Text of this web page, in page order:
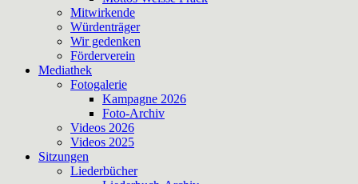
Mitwirkende
Würdenträger
Wir gedenken
Förderverein
Mediathek
Fotogalerie
Kampagne 2026
Foto-Archiv
Videos 2026
Videos 2025
Sitzungen
Liederbücher